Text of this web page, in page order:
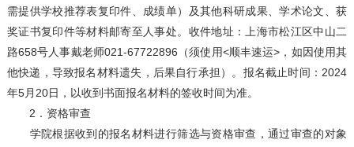
需提供学校推荐表复印件、成绩单）及其他科研成果、学术论文、获
奖证书复印件等材料邮寄至人事处。收件地址：上海市松江区中山二
路658号人事戴老师021-67722896（须使用<顺丰速运>，如因使用其
他快递，导致报名材料遗失，后果自行承担）。报名截止时间：2024
年5月20日，以收到书面报名材料的签收时间为准。
2．资格审查
学院根据收到的报名材料进行筛选与资格审查，通过审查的对象